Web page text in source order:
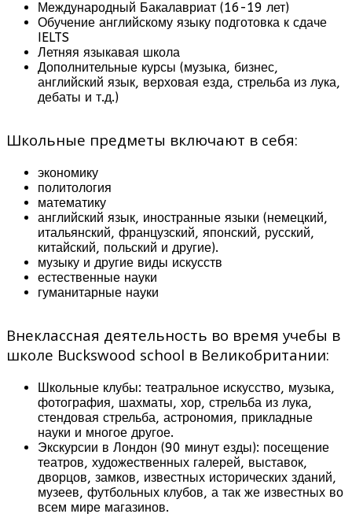
Международный Бакалавриат (16-19 лет)
Обучение английскому языку подготовка к сдаче
IELTS
Летняя языкавая школа
Дополнительные курсы (музыка, бизнес,
английский язык, верховая езда, стрельба из лука,
дебаты и т.д.)
Школьные предметы включают в себя:
экономику
политология
математику
английский язык, иностранные языки (немецкий,
итальянский, французский, японский, русский,
китайский, польский и другие).
музыку и другие виды искусств
естественные науки
гуманитарные науки
Внеклассная деятельность во время учебы в
школе Buckswood school в Великобритании:
Школьные клубы: театральное искусство, музыка,
фотография, шахматы, хор, стрельба из лука,
стендовая стрельба, астрономия, прикладные
науки и многое другое.
Экскурсии в Лондон (90 минут езды): посещение
театров, художественных галерей, выставок,
дворцов, замков, известных исторических зданий,
музеев, футбольных клубов, а так же известных во
всем мире магазинов.